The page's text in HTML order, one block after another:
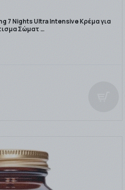
7 Nights Ultra Intensive Κρέμα για
Σώματ …